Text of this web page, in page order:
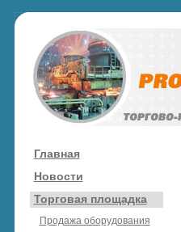
Главная
Новости
Торговая площадка
Продажа оборудования